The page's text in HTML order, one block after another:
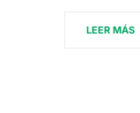
LEER MÁS